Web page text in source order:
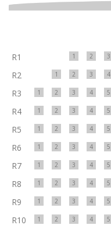
R1 1 2 3
R2 1 2 3 4
R3 1 2 3 4 5
R4 1 2 3 4 5
R5 1 2 3 4 5
R6 1 2 3 4 5
R7 1 2 3 4 5
R8 1 2 3 4 5
R9 1 2 3 4 5
R10 1 2 3 4 5